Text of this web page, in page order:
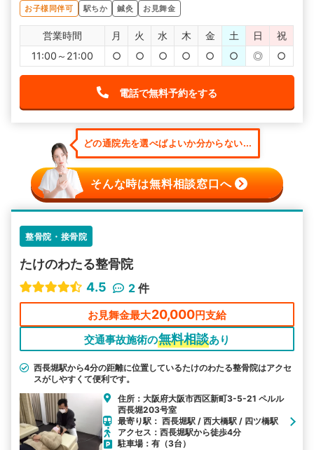
お子様同伴可 駅ちか 鍼灸 お見舞金
営業時間 月 火 水 木 金 土 日
祝
11:00～21:00
○ ○ ○ ○ ○ ○ ◎ ○
電話で無料予約をする
どの通院先を選べばよいか分からない...
そんな時は無料相談窓口へ
整骨院・接骨院
たけのわたる整骨院
4.5
2 件
お見舞金最大20,000円支給
交通事故施術の無料相談あり
西長堀駅から4分の距離に位置しているたけのわたる整骨院はアクセ
スがしやすくて便利です。
住所：大阪府大阪市西区新町3-5-21 ペルル
西長堀203号室
最寄り駅： 西長堀駅 / 西大橋駅 / 四ツ橋駅
アクセス：西長堀駅から徒歩4分
駐車場：有（3台）